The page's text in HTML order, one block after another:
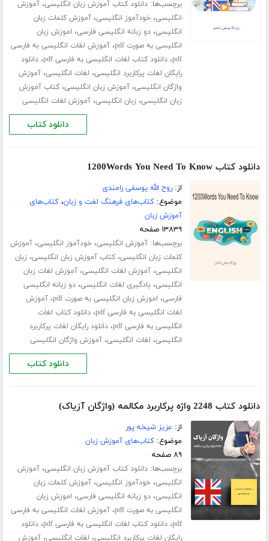
برچسب‌ها:دانلود کتاب آموزش زبان انگلیسی،آموزش
انگلیسی، خودآموز انگلیسی،آموزش کلمات زبان
انگلیسی،دو زبانه انگلیسی فارسی، اموزش زبان
انگلیسی به صورت pdf
،آموزش لغات انگلیسی به فارسی
pdf،دانلود کتاب لغات انگلیسی به فارسی pdf ،دانلود
رایگان لغات پرکاربرد انگلیسی، لغات انگلیسی،آموزش
واژگان انگلیسی،آموزش زبان انگلیسی،کتاب آموزش
زبان انگلیسی، زبان انگلیسی،آموزش لغات انگلیسی
دانلود کتاب
دانلود کتاب 1200Words You Need To Know
از:روح الله یوسفی رامندی
موضوع:کتاب‌های فرهنگ لغت و زبان،کتاب‌های
آموزش زبان
۱۳۸۳۹ صفحه
برچسب‌ها:آموزش انگلیسی، خودآموز انگلیسی،آموزش
کلمات زبان انگلیسی،کتاب آموزش زبان انگلیسی، زبان
انگلیسی،آموزش لغات انگلیسی،آموزش لغات زبان
انگلیسی، یادگیری لغات انگلیسی،دو زبانه انگلیسی
فارسی، اموزش زبان انگلیسی به صورت pdf ،آموزش
لغات انگلیسی به فارسی pdf
،دانلود کتاب لغات
انگلیسی به فارسی pdf
،دانلود رایگان لغات پرکاربرد
انگلیسی، لغات انگلیسی،آموزش واژگان انگلیسی
دانلود کتاب
دانلود کتاب 2248 واژه پرکاربرد مکالمه (واژگان آزیاک)
از: عزیز شیخه پور
موضوع:کتاب‌های آموزش زبان
۸۹ صفحه
برچسب‌ها:دانلود کتاب آموزش زبان انگلیسی،آموزش
انگلیسی، خودآموز انگلیسی،آموزش کلمات زبان
انگلیسی،دو زبانه انگلیسی فارسی، اموزش زبان
انگلیسی به صورت pdf
،آموزش لغات انگلیسی به فارسی
pdf،دانلود کتاب لغات انگلیسی به فارسی pdf ،دانلود
رایگان لغات پرکاربرد انگلیسی، لغات انگلیسی،آموزش